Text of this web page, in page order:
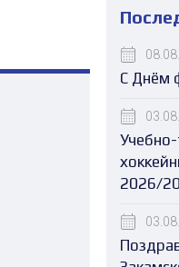
С Днём
2026/